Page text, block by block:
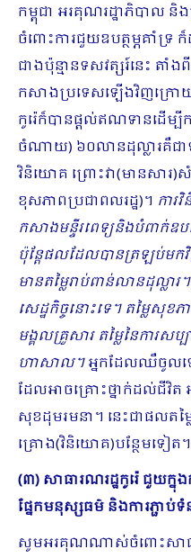
កម្ពុជា អរគុណរដ្ឋាភិបាល និ
ចំពោះការជួយឧបត្ថម្ភគាំទ្រ
ជាងប៉ុន្មានទសវត្សរ៍នេះ តាំ
កសាងប្រទេសឡើងវិញក្រោយស
កូរ៉េក៏បានផ្ដល់ឥណទាន​ដើម្
ចំណាយ) ៦០លានដុល្លារគឺជា
វិនិយោគ ព្រោះវា(មានសារ)
ខុសភាពប្រជាពលរដ្ឋ)។ ការ
កសាងមន្ទីរពេទ្យនិងបំពាក់
ប៉ុន្តែផលដែលបានត្រឡប់ម
មានតម្លៃរាប់ពាន់លានដុល្លា
សេដ្ឋកិច្ចនោះទេ។ តម្លៃសុ
មង្គលគ្រួសារ តម្លៃនៃការស
ហាសាល។អ្នកដែលឈឺចូលទៅ
ដែលអាចគ្រោះថ្នាក់ដល់ជីវិត
សុខដុមរមនា។ នេះជាផលត
គ្រោង(វិនិយោគ)​បន្ថែមទៀត។
(៣) សាធារណរដ្ឋកូរ៉េ ជួយក្នុ
ផ្នែកមនុស្សធម៌ និងការភ្ជាប់
សូមអរគុណណាស់ចំពោះសាធា